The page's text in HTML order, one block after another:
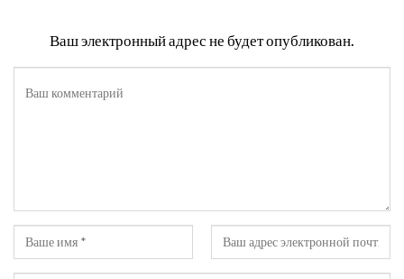
Ваш электронный адрес не будет опубликован.